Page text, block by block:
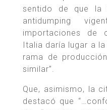
sentido de que la
antidumping
importaciones de
Italia daría lugar a
rama de
similar”.
Que, asimismo, la
destacó que